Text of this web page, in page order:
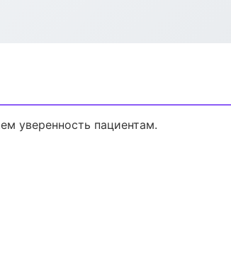
уверенность пациентам.